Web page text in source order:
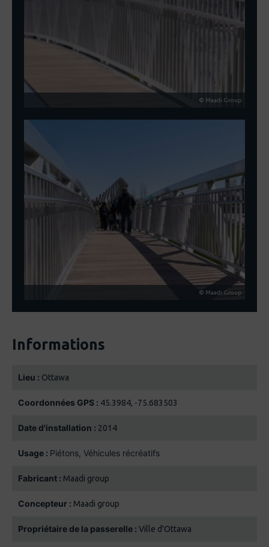
© Maadi Group
© Maadi Group
Informations
Lieu : Ottawa
Coordonnées GPS : 45.3984, -75.683503
Date d'installation : 2014
Usage : Piétons Véhicules récréatifs
Fabricant : Maadi group
Concepteur : Maadi group
Propriétaire de la passerelle : Ville d'Ottawa